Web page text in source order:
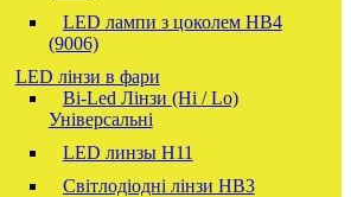
LED лампи з цоколем HB4
(9006)
LED лінзи в фари
Bi-Led Лінзи (Hi / Lo)
Універсальні
LED линзы H11
Світлодіодні лінзи HB3